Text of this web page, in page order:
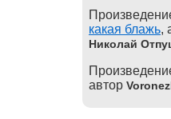
какая блажь,
Николай
автор